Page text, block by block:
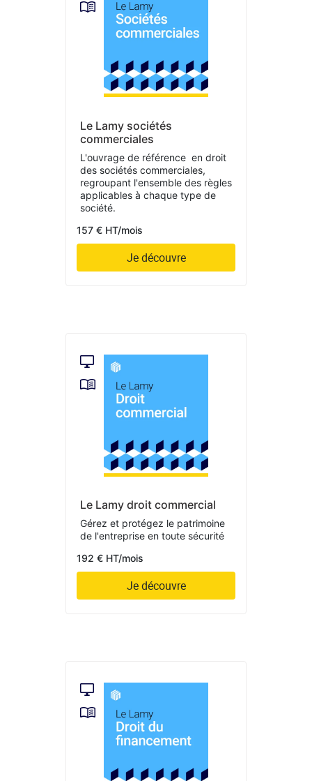
Le Lamy sociétés
commerciales
L'ouvrage de référence en droit
des sociétés commerciales,
regroupant l'ensemble des règles
applicables à chaque type de
société.
157 € HT/mois
Je découvre
Le Lamy droit commercial
Gérez et protégez le patrimoine
de l'entreprise en toute sécurité
192 € HT/mois
Je découvre